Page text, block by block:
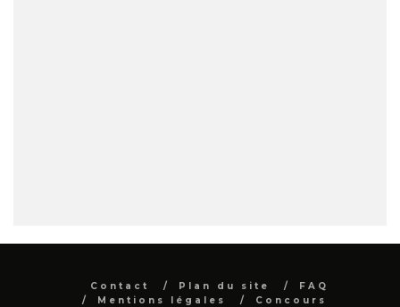
Contact Plan du site
FAQ
Mentions légales
Concours